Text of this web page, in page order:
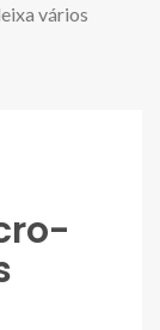
vários